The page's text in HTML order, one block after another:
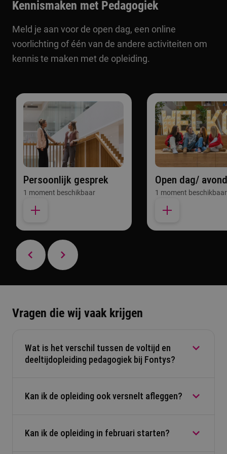
Kennismaken met Pedagogiek
Meld je aan voor de open dag, een online
voorlichting of één van de andere activiteiten om
kennis te maken met de opleiding.
Persoonlijk gesprek
1 moment beschikbaar
Open dag/ avond
1 moment beschikbaar
Vragen die wij vaak krijgen
Wat is het verschil tussen de voltijd en
deeltijdopleiding pedagogiek bij Fontys?
Het grootste verschil is de vorm van het
studeren en aan studieopdrachten moet werken.
Kan ik de opleiding ook versnelt afleggen?
In bepaalde gevallen is dit mogelijk. Hiervoor ga
Kan ik de opleiding in februari starten?